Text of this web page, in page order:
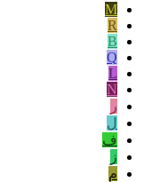
M
R
B
Q
L
N
ر
ل
ف
ز
م